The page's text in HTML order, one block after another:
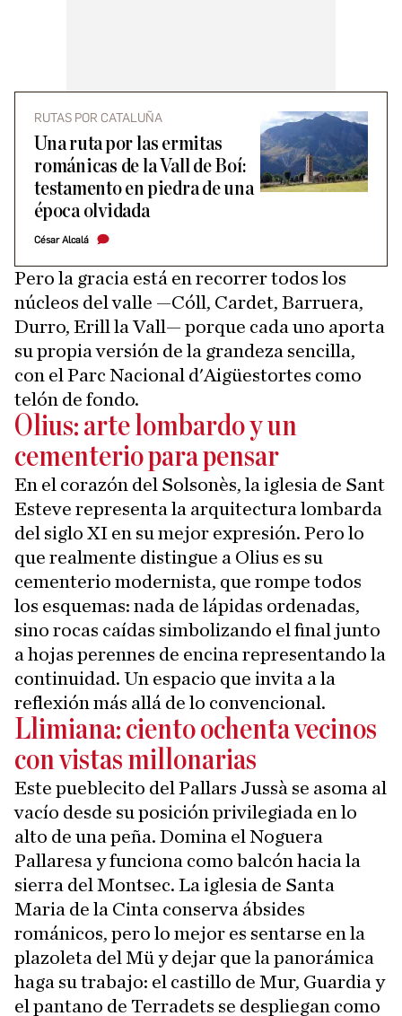
RUTAS POR CATALUÑA
Una ruta por las ermitas
románicas de la Vall de Boí:
testamento en piedra de una
época olvidada
César Alcalá
Pero la gracia está en recorrer todos los
núcleos del valle —Cóll, Cardet, Barruera,
Durro, Erill la Vall— porque cada uno aporta
su propia versión de la grandeza sencilla,
con el Parc Nacional d'Aigüestortes como
telón de fondo.
Olius: arte lombardo y un
cementerio para pensar
En el corazón del Solsonès, la iglesia de Sant
Esteve representa la arquitectura lombarda
del siglo XI en su mejor expresión. Pero lo
que realmente distingue a Olius es su
cementerio modernista, que rompe todos
los esquemas: nada de lápidas ordenadas,
sino rocas caídas simbolizando el final junto
a hojas perennes de encina representando la
continuidad. Un espacio que invita a la
reflexión más allá de lo convencional.
Llimiana: ciento ochenta vecinos
con vistas millonarias
Este pueblecito del Pallars Jussà se asoma al
vacío desde su posición privilegiada en lo
alto de una peña. Domina el Noguera
Pallaresa y funciona como balcón hacia la
sierra del Montsec. La iglesia de Santa
Maria de la Cinta conserva ábsides
románicos, pero lo mejor es sentarse en la
plazoleta del Mü y dejar que la panorámica
haga su trabajo: el castillo de Mur, Guardia y
el pantano de Terradets se despliegan como